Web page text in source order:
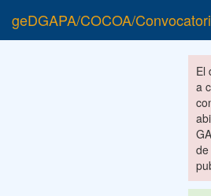
geDGAPA/COCOA/
El
a